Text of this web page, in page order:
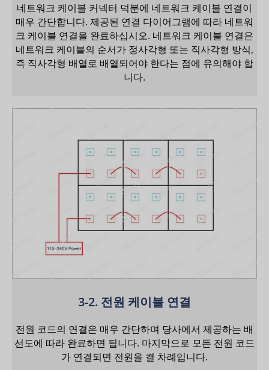
네트워크 케이블 커넥터 덕분에 네트워크 케이블 연결이
매우 간단합니다. 제공된 연결 다이어그램에 따라 네트워
크 케이블 연결을 완료하십시오. 네트워크 케이블 연결은
네트워크 케이블의 순서가 정사각형 또는 직사각형 방식,
즉 직사각형 배열로 배열되어야 한다는 점에 유의해야 합
니다.
3-2. 전원 케이블 연결
전원 코드의 연결은 매우 간단하며 당사에서 제공하는 배
선도에 따라 완료하면 됩니다. 마지막으로 모든 전원 코드
가 연결되면 전원을 켤 차례입니다.